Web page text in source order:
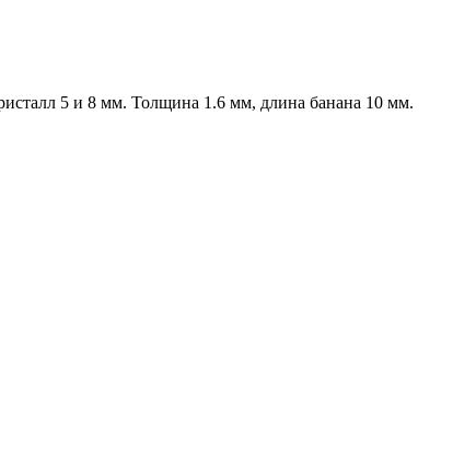
5 и 8 мм. Толщина 1.6 мм, длина банана 10 мм.